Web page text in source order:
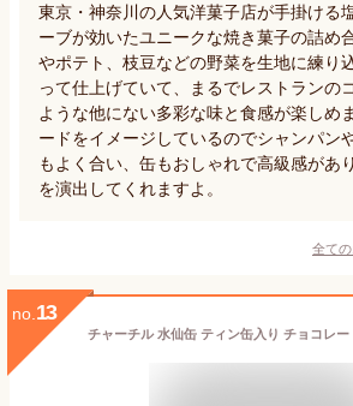
東京・神奈川の人気洋菓子店が手掛ける
ーブが効いたユニークな焼き菓子の詰め
やポテト、枝豆などの野菜を生地に練り
って仕上げていて、まるでレストランの
ような他にない多彩な味と食感が楽しめ
ードをイメージしているのでシャンパン
もよく合い、缶もおしゃれで高級感があ
を演出してくれますよ。
全て
no. 13